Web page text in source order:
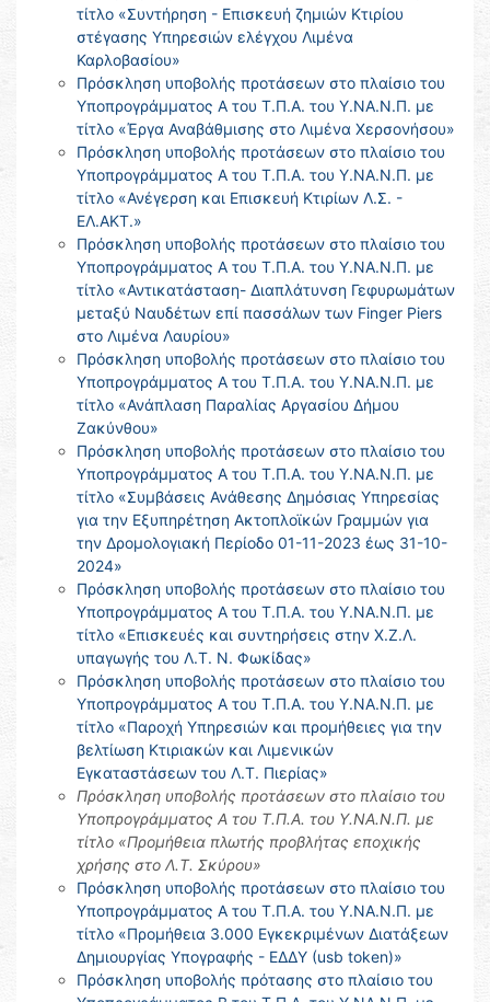
τίτλο «Συντήρηση - Επισκευή ζημιών Κτιρίου
στέγασης Υπηρεσιών ελέγχου Λιμένα
Καρλοβασίου»
Πρόσκληση υποβολής προτάσεων στο πλαίσιο του
Υποπρογράμματος Α του Τ.Π.Α. του Υ.ΝΑ.Ν.Π. με
τίτλο «Έργα Αναβάθμισης στο Λιμένα Χερσονήσου»
Πρόσκληση υποβολής προτάσεων στο πλαίσιο του
Υποπρογράμματος Α του Τ.Π.Α. του Υ.ΝΑ.Ν.Π. με
τίτλο «Ανέγερση και Επισκευή Κτιρίων Λ.Σ. -
ΕΛ.ΑΚΤ.»
Πρόσκληση υποβολής προτάσεων στο πλαίσιο του
Υποπρογράμματος Α του Τ.Π.Α. του Υ.ΝΑ.Ν.Π. με
τίτλο «Αντικατάσταση- Διαπλάτυνση Γεφυρωμάτων
μεταξύ Ναυδέτων επί πασσάλων των Finger Piers
στο Λιμένα Λαυρίου»
Πρόσκληση υποβολής προτάσεων στο πλαίσιο του
Υποπρογράμματος Α του Τ.Π.Α. του Υ.ΝΑ.Ν.Π. με
τίτλο «Ανάπλαση Παραλίας Αργασίου Δήμου
Ζακύνθου»
Πρόσκληση υποβολής προτάσεων στο πλαίσιο του
Υποπρογράμματος Α του Τ.Π.Α. του Υ.ΝΑ.Ν.Π. με
τίτλο «Συμβάσεις Ανάθεσης Δημόσιας Υπηρεσίας
για την Εξυπηρέτηση Ακτοπλοϊκών Γραμμών για
την Δρομολογιακή Περίοδο 01-11-2023 έως 31-10-
2024»
Πρόσκληση υποβολής προτάσεων στο πλαίσιο του
Υποπρογράμματος Α του Τ.Π.Α. του Υ.ΝΑ.Ν.Π. με
τίτλο «Επισκευές και συντηρήσεις στην Χ.Ζ.Λ.
υπαγωγής του Λ.Τ. Ν. Φωκίδας»
Πρόσκληση υποβολής προτάσεων στο πλαίσιο του
Υποπρογράμματος Α του Τ.Π.Α. του Υ.ΝΑ.Ν.Π. με
τίτλο «Παροχή Υπηρεσιών και προμήθειες για την
βελτίωση Κτιριακών και Λιμενικών
Εγκαταστάσεων του Λ.Τ. Πιερίας»
Πρόσκληση υποβολής προτάσεων στο πλαίσιο του
Υποπρογράμματος Α του Τ.Π.Α. του Υ.ΝΑ.Ν.Π. με
τίτλο «Προμήθεια πλωτής προβλήτας εποχικής
χρήσης στο Λ.Τ. Σκύρου»
Πρόσκληση υποβολής προτάσεων στο πλαίσιο του
Υποπρογράμματος Α του Τ.Π.Α. του Υ.ΝΑ.Ν.Π. με
τίτλο «Προμήθεια 3.000 Εγκεκριμένων Διατάξεων
Δημιουργίας Υπογραφής - ΕΔΔΥ (usb token)»
Πρόσκληση υποβολής πρότασης στο πλαίσιο του